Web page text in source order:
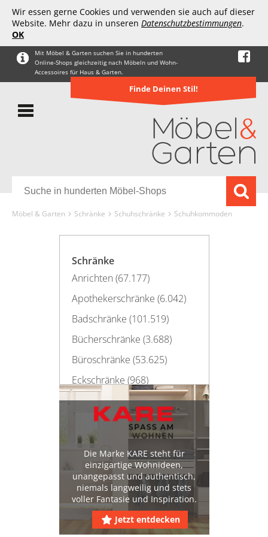
Wir essen gerne Cookies und verwenden sie auch auf dieser
Website. Mehr dazu in unseren Datenschutzbestimmungen.
OK
Mit Möbel & Garten suchen Sie in hunderten
Online-Shops gleichzeitig nach Möbeln und Wohn-
Accessoires für Haus & Garten.
Finde Deinen Stil!
Möbel & Garten Schränke Schuhschränke Schuhkommoden
Schränke
Anrichten (67.177)
Apothekerschränke (6.042)
Badschränke (101.519)
Bücherschränke (3.688)
Büroschränke (53.625)
Eckschränke (968)
Garderobenschränke
(21.919)
Hängeschränke (100.302)
Kleiderschränke (164.666)
Massivholzschränke (246)
Medizinschränke (5.398)
Schuhschränke (47.469)
Hochglanz-Schuhschränke
Die Marke KARE steht für
einzigartige Wohnideen,
unangepasst und authentisch,
niemals langweilig und stets
voller Fantasie und Inspiration.
Jetzt entdecken